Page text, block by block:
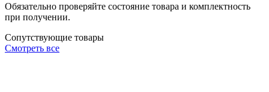
Обязательно проверяйте состояние товара и комплектность
при получении.
Сопутствующие товары
Смотреть все